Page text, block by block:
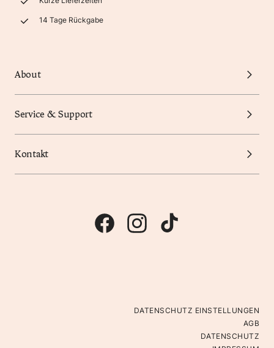
14 Tage Rückgabe
About
Service & Support
Kontakt
DATENSCHUTZ EINSTELLUNGEN
AGB
DATENSCHUTZ